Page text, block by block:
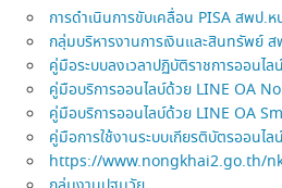
การดำเนินการขับเคลื่อน PISA สพป.
กลุ่มบริหารงานการเงินและสินทรัพย์
คู่มือระบบลงเวลาปฏิบัติราชการออนไ
คู่มือบริการออนไลบ์ด้วย LINE OA
คู่มือบริการออนไลบ์ด้วย LINE OA
คู่มือการใช้งานระบบเกียรติบัตรออนไ
https://www.nongkhai2.go.th/